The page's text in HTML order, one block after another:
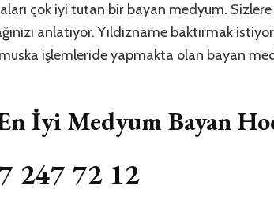
çok iyi tutan bir bayan medyum.
anlatıyor. Yıldızname baktırmak
işlemleride yapmakta olan bayan
İyi Medyum Bayan
247 72 12